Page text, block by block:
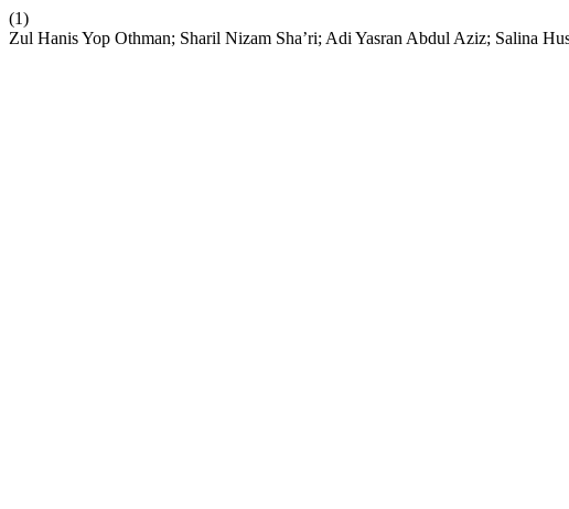
(1)
Zul Hanis Yop Othman; Sharil Nizam Sha’ri; Adi Yasran Abdul Aziz;